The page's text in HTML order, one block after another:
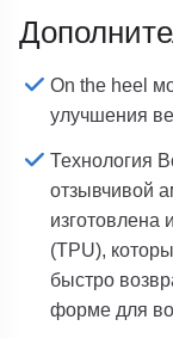
On the heel
улучшения
Технология
отзывчивой
изготовлена
(TPU),
быстро
форме для